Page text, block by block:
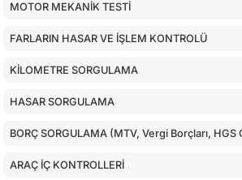
MOTOR MEKANİK TESTİ
FARLARIN HASAR VE İŞLEM KONTROLÜ
KİLOMETRE SORGULAMA
HASAR SORGULAMA
BORÇ SORGULAMA (MTV, Vergi Borçları, HGS
ARAÇ İÇ KONTROLLERİ